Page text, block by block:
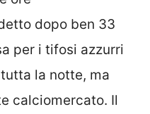
dopo ben 33
per i tifosi azzurri
la notte, ma
calciomercato. Il